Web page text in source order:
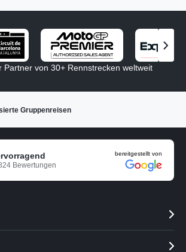
N
ä
t
a
n
Partner von 30+ Rennstrecken weltweit
Gruppenreisen
Bewertungen
bereitgestellt von